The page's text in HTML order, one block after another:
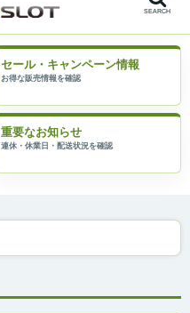
SEARCH
セール・キャンペーン情報
重要なお知らせ